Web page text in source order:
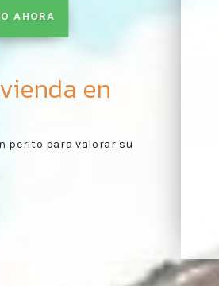
AHORA
en
de evaluación
conforme a lo